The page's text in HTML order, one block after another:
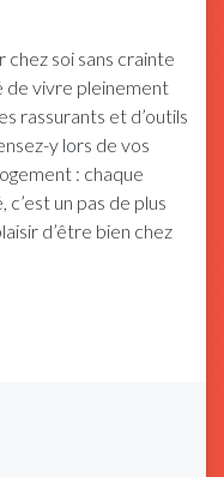
soi sans crainte
de vivre pleinement
rassurants et d’outils
y lors de vos
: chaque
un pas de plus
d’être bien chez